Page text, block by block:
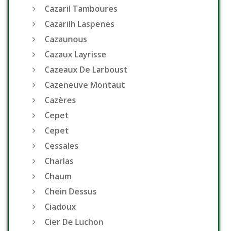
Cazaril Tamboures
Cazarilh Laspenes
Cazaunous
Cazaux Layrisse
Cazeaux De Larboust
Cazeneuve Montaut
Cazères
Cepet
Cepet
Cessales
Charlas
Chaum
Chein Dessus
Ciadoux
Cier De Luchon